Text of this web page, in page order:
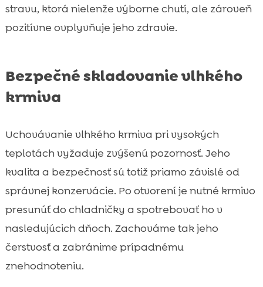
stravu, ktorá nielenže výborne chutí, ale zároveň
pozitívne ovplyvňuje jeho zdravie.
Bezpečné skladovanie vlhkého
krmiva
Uchovávanie vlhkého krmiva pri vysokých
teplotách vyžaduje zvýšenú pozornosť. Jeho
kvalita a bezpečnosť sú totiž priamo závislé od
správnej konzervácie. Po otvorení je nutné krmivo
presunúť do chladničky a spotrebovať ho v
nasledujúcich dňoch. Zachováme tak jeho
čerstvosť a zabránime prípadnému
znehodnoteniu.